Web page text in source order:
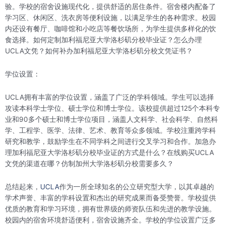
验。学校的宿舍设施现代化，提供舒适的居住条件。宿舍楼内配备了
学习区、休闲区、洗衣房等便利设施，以满足学生的各种需求。校园
内还设有餐厅、咖啡馆和小吃店等餐饮场所，为学生提供多样化的饮
食选择。如何定制加利福尼亚大学洛杉矶分校毕业证？怎么办理
UCLA文凭？如何补办加利福尼亚大学洛杉矶分校文凭证书？
学位设置：
UCLA拥有丰富的学位设置，涵盖了广泛的学科领域。学生可以选择
攻读本科学士学位、硕士学位和博士学位。该校提供超过125个本科专
业和90多个硕士和博士学位项目，涵盖人文科学、社会科学、自然科
学、工程学、医学、法律、艺术、教育等众多领域。学校注重跨学科
研究和教学，鼓励学生在不同学科之间进行交叉学习和合作。加急办
理加利福尼亚大学洛杉矶分校毕业证的方式是什么？在线购买UCLA
文凭的渠道在哪？仿制加州大学洛杉矶分校需要多久？
总结起来， UCLA作为一所全球知名的公立研究型大学，以其卓越的
学术声誉、丰富的学科设置和杰出的研究成果而备受赞誉。学校提供
优质的教育和学习环境，拥有世界级的师资队伍和先进的教学设施。
校园内的宿舍环境舒适便利，宿舍设施齐全。学校的学位设置广泛多